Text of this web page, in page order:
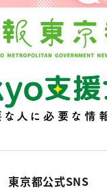
東京都公式SNS